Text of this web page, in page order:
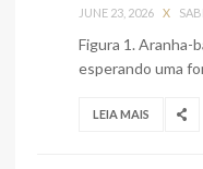
JUNE 23, 2026 X
Figura 1. Aranha-
esperando uma
LEIA MAIS